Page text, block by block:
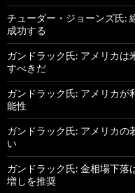
チューダー・ジョーンズ氏:
成功する
ガンドラック氏: アメリカは
すべきだ
ガンドラック氏: アメリカが
能性
ガンドラック氏: アメリカの
い
ガンドラック氏: 金相場下落
増しを推奨